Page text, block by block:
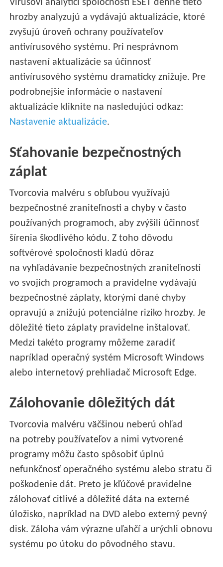
Vírusoví analytici spoločnosti ESET denne tieto
hrozby analyzujú a vydávajú aktualizácie, ktoré
zvyšujú úroveň ochrany používateľov
antivírusového systému. Pri nesprávnom
nastavení aktualizácie sa účinnosť
antivírusového systému dramaticky znižuje. Pre
podrobnejšie informácie o nastavení
aktualizácie kliknite na nasledujúci odkaz:
Nastavenie aktualizácie.
Sťahovanie bezpečnostných
záplat
Tvorcovia malvéru s obľubou využívajú
bezpečnostné zraniteľnosti a chyby v často
používaných programoch, aby zvýšili účinnosť
šírenia škodlivého kódu. Z toho dôvodu
softvérové spoločnosti kladú dôraz
na vyhľadávanie bezpečnostných zraniteľností
vo svojich programoch a pravidelne vydávajú
bezpečnostné záplaty, ktorými dané chyby
opravujú a znižujú potenciálne riziko hrozby. Je
dôležité tieto záplaty pravidelne inštalovať.
Medzi takéto programy môžeme zaradiť
napríklad operačný systém Microsoft Windows
alebo internetový prehliadač Microsoft Edge.
Zálohovanie dôležitých dát
Tvorcovia malvéru väčšinou neberú ohľad
na potreby používateľov a nimi vytvorené
programy môžu často spôsobiť úplnú
nefunkčnosť operačného systému alebo stratu či
poškodenie dát. Preto je kľúčové pravidelne
zálohovať citlivé a dôležité dáta na externé
úložisko, napríklad na DVD alebo externý pevný
disk. Záloha vám výrazne uľahčí a urýchli obnovu
systému po útoku do pôvodného stavu.